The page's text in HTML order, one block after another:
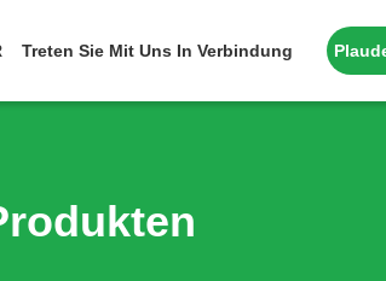
Treten Sie Mit Uns In Verbindung